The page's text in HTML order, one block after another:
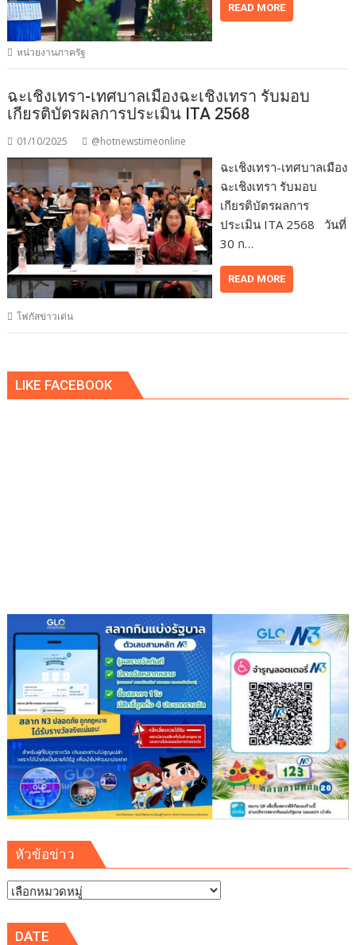
READ MORE
หน่วยงานภาครัฐ
ฉะเชิงเทรา-เทศบาลเมืองฉะเชิงเทรา รับมอบ
เกียรติบัตรผลการประเมิน ITA 2568
01/10/2025 @hotnewstimeonline
ฉะเชิงเทรา-เทศบาลเมือง
ฉะเชิงเทรา รับมอบ
เกียรติบัตรผลการ
ประเมิน ITA 2568 วันที่
30 ก…
READ MORE
โฟกัสข่าวเด่น
LIKE FACEBOOK
หัวข้อข่าว
หัวข้อ
DATE